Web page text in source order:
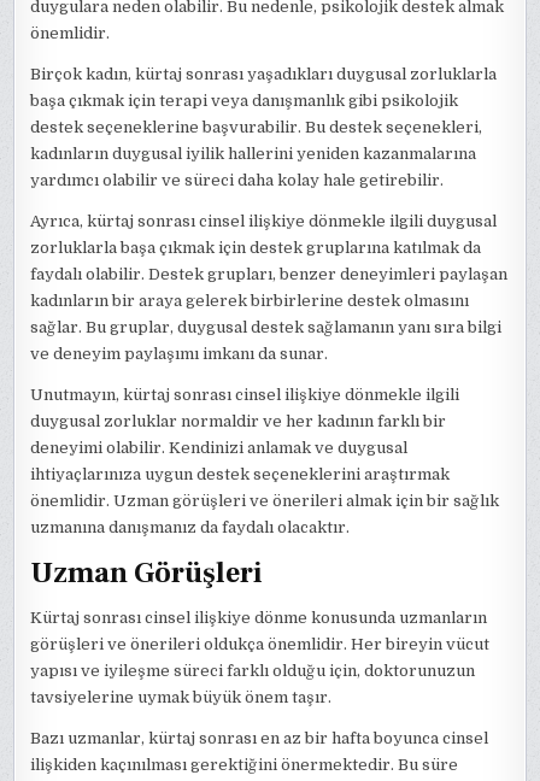
duygulara neden olabilir. Bu nedenle, psikolojik destek almak
önemlidir.
Birçok kadın, kürtaj sonrası yaşadıkları duygusal zorluklarla
başa çıkmak için terapi veya danışmanlık gibi psikolojik
destek seçeneklerine başvurabilir. Bu destek seçenekleri,
kadınların duygusal iyilik hallerini yeniden kazanmalarına
yardımcı olabilir ve süreci daha kolay hale getirebilir.
Ayrıca, kürtaj sonrası cinsel ilişkiye dönmekle ilgili duygusal
zorluklarla başa çıkmak için destek gruplarına katılmak da
faydalı olabilir. Destek grupları, benzer deneyimleri paylaşan
kadınların bir araya gelerek birbirlerine destek olmasını
sağlar. Bu gruplar, duygusal destek sağlamanın yanı sıra bilgi
ve deneyim paylaşımı imkanı da sunar.
Unutmayın, kürtaj sonrası cinsel ilişkiye dönmekle ilgili
duygusal zorluklar normaldir ve her kadının farklı bir
deneyimi olabilir. Kendinizi anlamak ve duygusal
ihtiyaçlarınıza uygun destek seçeneklerini araştırmak
önemlidir. Uzman görüşleri ve önerileri almak için bir sağlık
uzmanına danışmanız da faydalı olacaktır.
Uzman Görüşleri
Kürtaj sonrası cinsel ilişkiye dönme konusunda uzmanların
görüşleri ve önerileri oldukça önemlidir. Her bireyin vücut
yapısı ve iyileşme süreci farklı olduğu için, doktorunuzun
tavsiyelerine uymak büyük önem taşır.
Bazı uzmanlar, kürtaj sonrası en az bir hafta boyunca cinsel
ilişkiden kaçınılması gerektiğini önermektedir. Bu süre